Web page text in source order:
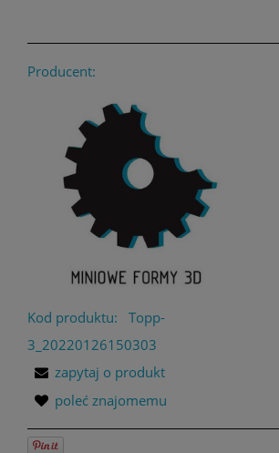
Producent:
Kod produktu:
Topp-
3_20220126150303
zapytaj o produkt
poleć znajomemu